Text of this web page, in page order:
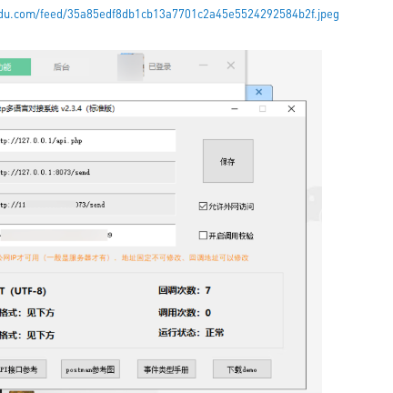
feed/35a85edf8db1cb13a7701c2a45e5524292584b2f.jpeg